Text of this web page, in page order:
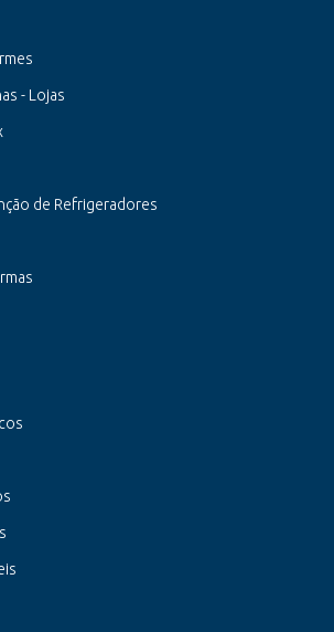
- Lojas
de Refrigeradores